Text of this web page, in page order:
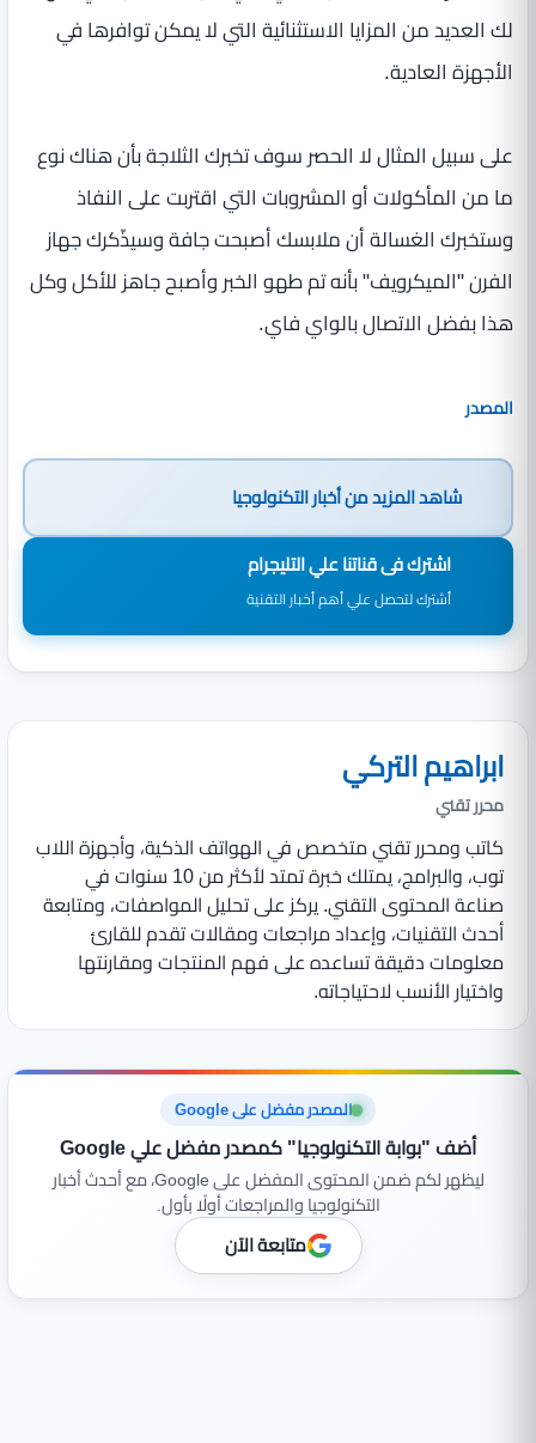
لك العديد من المزايا الاستثنائية التي لا يمكن توافرها في
الأجهزة العادية.
على سبيل المثال لا الحصر سوف تخبرك الثلاجة بأن هناك نوع
ما من المأكولات أو المشروبات التي اقتربت على النفاذ
وستخبرك الغسالة أن ملابسك أصبحت جافة وسيذّكرك جهاز
الفرن "الميكرويف" بأنه تم طهو الخبر وأصبح جاهز للأكل وكل
هذا بفضل الاتصال بالواي فاي.
المصدر
شاهد المزيد منأخبار التكنولوجيا
اشترك فى قناتنا علي التليجرام
أشترك لتحصل علي أهم أخبار التقنية
ابراهيم التركي
محرر تقني
كاتب ومحرر تقني متخصص في الهواتف الذكية، وأجهزة اللاب
توب، والبرامج، يمتلك خبرة تمتد لأكثر من 10 سنوات في
صناعة المحتوى التقني. يركز على تحليل المواصفات، ومتابعة
أحدث التقنيات، وإعداد مراجعات ومقالات تقدم للقارئ
معلومات دقيقة تساعده على فهم المنتجات ومقارنتها
واختيار الأنسب لاحتياجاته.
المصدر مفضل على Google
أضف "بوابة التكنولوجيا" كمصدر مفضل علي Google
ليظهر لكم ضمن المحتوى المفضل على Google، مع أحدث أخبار
التكنولوجيا والمراجعات أولًا بأول.
متابعة الآن